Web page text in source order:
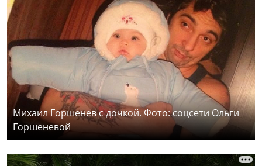
Михаил Горшенев с дочкой. Фото: соцсети Ольги
Горшеневой